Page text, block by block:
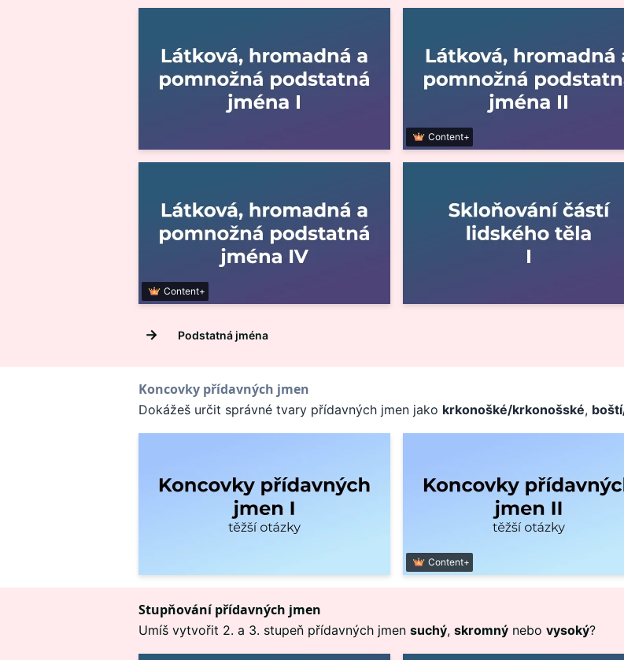
Content+
Content+
→ Podstatná jména
Koncovky přídavných jmen
Dokážeš určit správné tvary přídavných jmen jako krkonošké/krkonošské,
Content+
Stupňování přídavných jmen
Umíš vytvořit 2. a 3. stupeň přídavných jmen suchý, skromný nebo vysoký?